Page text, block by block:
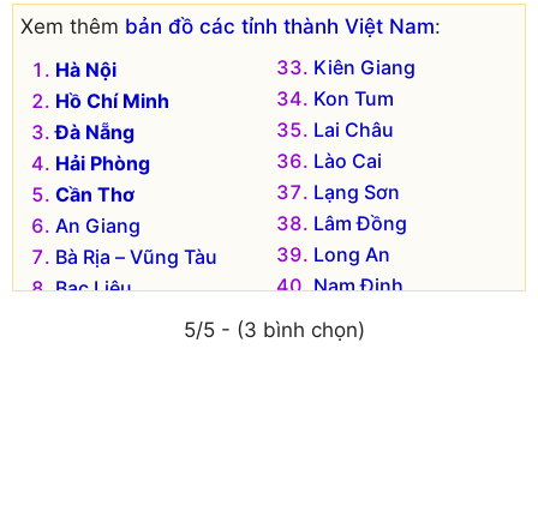
Thị xã Sơn Tây
Huyện Chương Mỹ
Huyện Thanh Trì
Huyện Ứng Hòa
Xem thêm bản đồ các tỉnh thành Việt Nam:
Hà Nội
Hồ Chí Minh
Đà Nẵng
Hải Phòng
Cần Thơ
An Giang
Bà Rịa – Vũng Tàu
Bạc Liêu
Kiên Giang
Kon Tum
Lai Châu
Lào Cai
Lạng Sơn
Lâm Đồng
Long An
Nam Định
Nghệ An
Ninh Bình
5/5 - (3 bình chọn)